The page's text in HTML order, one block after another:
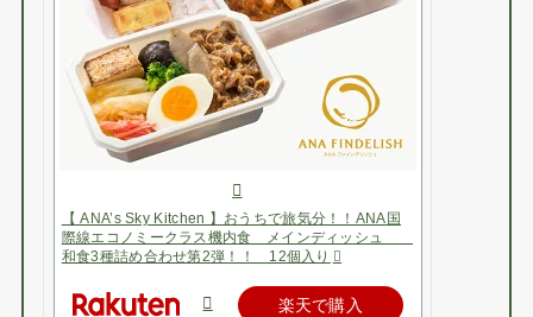
【 ANA’s Sky Kitchen 】おうちで旅気分！！ANA国
際線エコノミークラス機内食 メインディッシュ
和食3種詰め合わせ第2弾！！ 12個入り
楽天で購入